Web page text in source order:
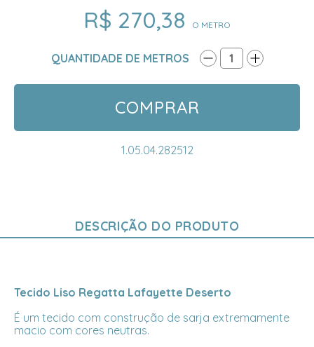
R$ 270,38 O METRO
QUANTIDADE DE METROS 1
COMPRAR
1.05.04.282512
DESCRIÇÃO DO PRODUTO
Tecido Liso Regatta Lafayette Deserto
É um tecido com construção de sarja extremamente
macio com cores neutras.